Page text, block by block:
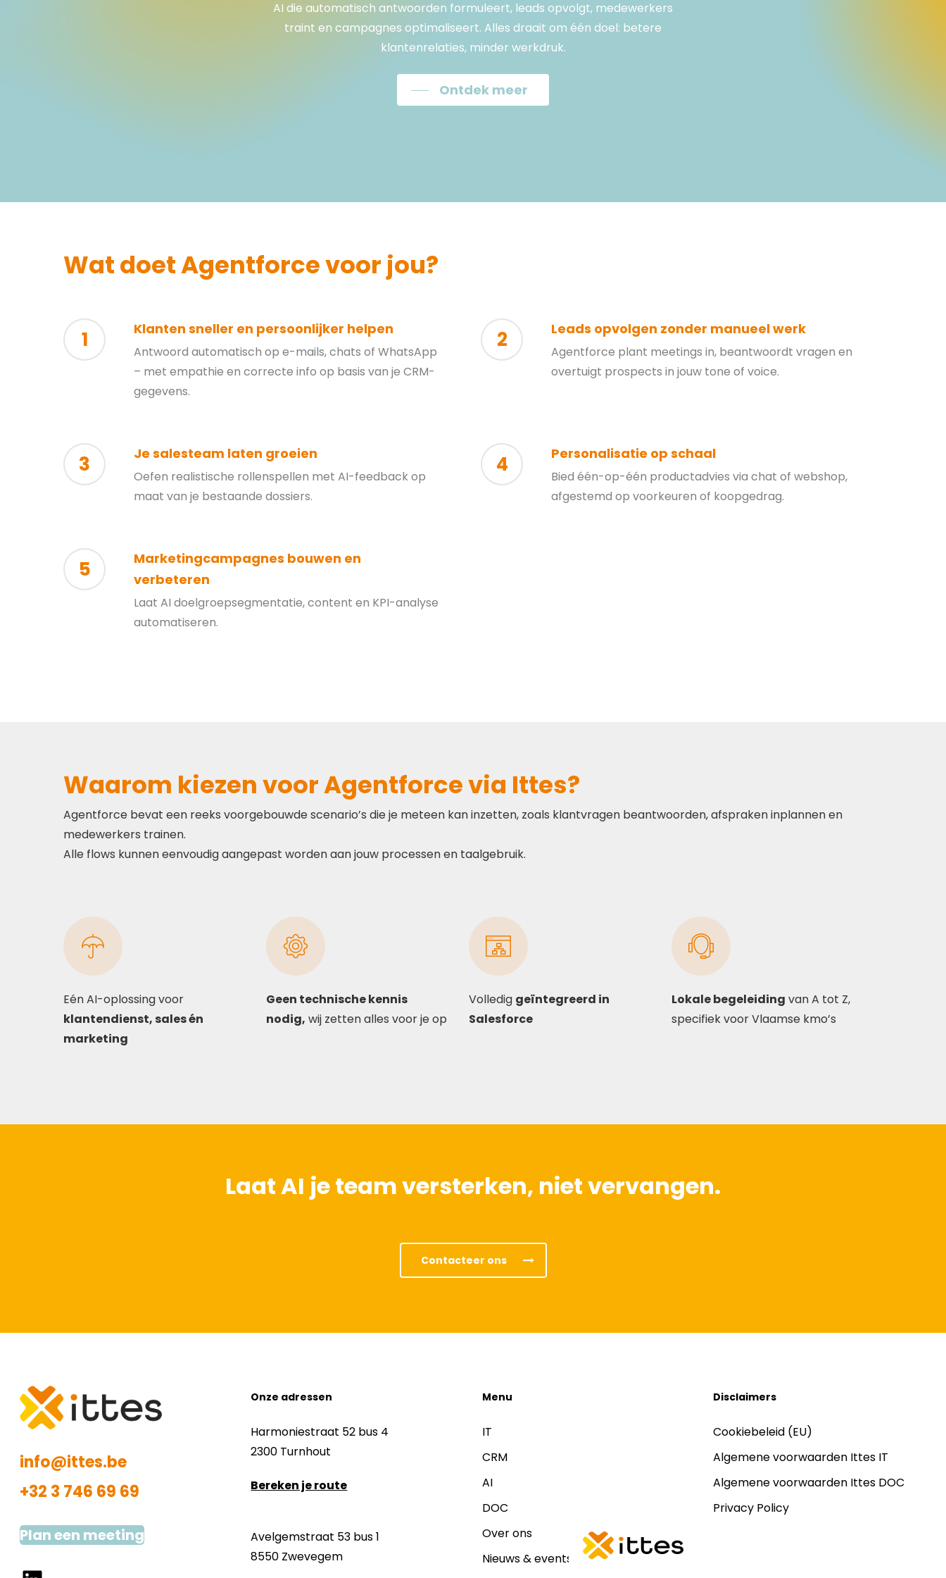
AI die automatisch antwoorden formuleert, leads opvolgt, medewerkers
traint en campagnes optimaliseert. Alles draait om één doel: betere
klantenrelaties, minder werkdruk.
Ontdek meer
Wat doet Agentforce voor jou?
1 Klanten sneller en persoonlijker helpen
Antwoord automatisch op e-mails, chats of WhatsApp
– met empathie en correcte info op basis van je CRM-
gegevens.
2 Leads opvolgen zonder manueel werk
Agentforce plant meetings in, beantwoordt vragen en
overtuigt prospects in jouw tone of voice.
3 Je salesteam laten groeien
Oefen realistische rollenspellen met AI-feedback op
maat van je bestaande dossiers.
4 Personalisatie op schaal
Bied één-op-één productadvies via chat of webshop,
afgestemd op voorkeuren of koopgedrag.
5
Marketingcampagnes bouwen en
verbeteren
Laat AI doelgroepsegmentatie, content en KPI-analyse
automatiseren.
Waarom kiezen voor Agentforce via Ittes?
Agentforce bevat een reeks voorgebouwde scenario’s die je meteen kan inzetten, zoals klantvragen beantwoorden, afspraken inplannen en
medewerkers trainen.
Alle flows kunnen eenvoudig aangepast worden aan jouw processen en taalgebruik.
Eén AI-oplossing voor
klantendienst, sales én
marketing
Geen technische kennis
nodig, wij zetten alles voor je op
Volledig geïntegreerd in
Salesforce
Lokale begeleiding van A tot Z,
specifiek voor Vlaamse kmo’s
Laat AI je team versterken, niet vervangen.
Contacteer ons
info@ittes.be
+32 3 746 69 69
Plan een meeting
Onze adressen
Harmoniestraat 52 bus 4
2300 Turnhout
Bereken je route
Avelgemstraat 53 bus 1
8550 Zwevegem
Menu
IT
CRM
AI
DOC
Over ons
Nieuws & events
Disclaimers
Cookiebeleid (EU)
Algemene voorwaarden Ittes IT
Algemene voorwaarden Ittes DOC
Privacy Policy